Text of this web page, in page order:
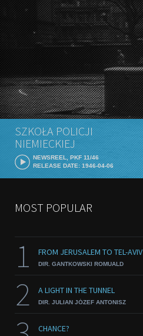
SZKOŁA POLICJI
NIEMIECKIEJ
NEWSREEL, PKF 11/46
RELEASE DATE: 1946-04-06
MOST POPULAR
1 FROM JERUSALEM TO TEL-AVIV
DIR. GANTKOWSKI ROMUALD
2 A LIGHT IN THE TUNNEL
DIR. JULIAN JÓZEF ANTONISZ
CHANCE?